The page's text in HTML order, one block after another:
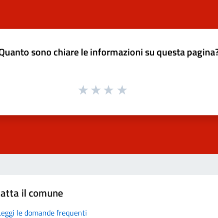
sono chiare le informazioni su questa
il comune
le domande frequenti